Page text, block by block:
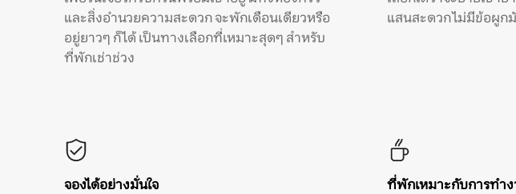
และสิ่งอำนวยความสะดวก จะพักเดือนเดียวหรือ
อยู่ยาวๆ ก็ได้ เป็นทางเลือกที่เหมาะสุดๆ สำหรับ
ที่พักเช่าช่วง
แสนสะดวก ไม่มีข้อผูก
จองได้อย่างมั่นใจ
ที่พักเหมาะกับการทำ